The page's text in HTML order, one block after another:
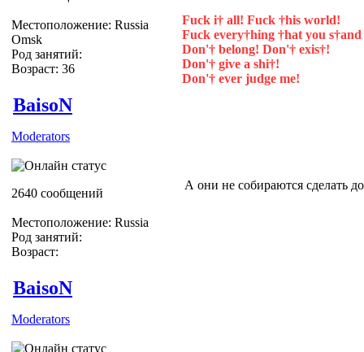
Местоположение: Russia
Omsk
Род занятий:
Возраст: 36
Fuck i† all! Fuck †his world!
Fuck every†hing †hat you
Don'† belong! Don'† exis†!
Don'† give a shi†!
Don'† ever judge me!
BaisoN
Moderators
2640 сообщений
Местоположение: Russia
Род занятий:
Возраст:
А они не собираются сделать
BaisoN
Moderators